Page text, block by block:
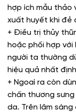
hợp ích mẫu thảo
xuất huyết khi đẻ
+ Điều trị thủy
hoặc phối hợp
người ta thường
hiệu quả nhất
+ Ngoaì ra còn
chấn thương
da. Trên lâm